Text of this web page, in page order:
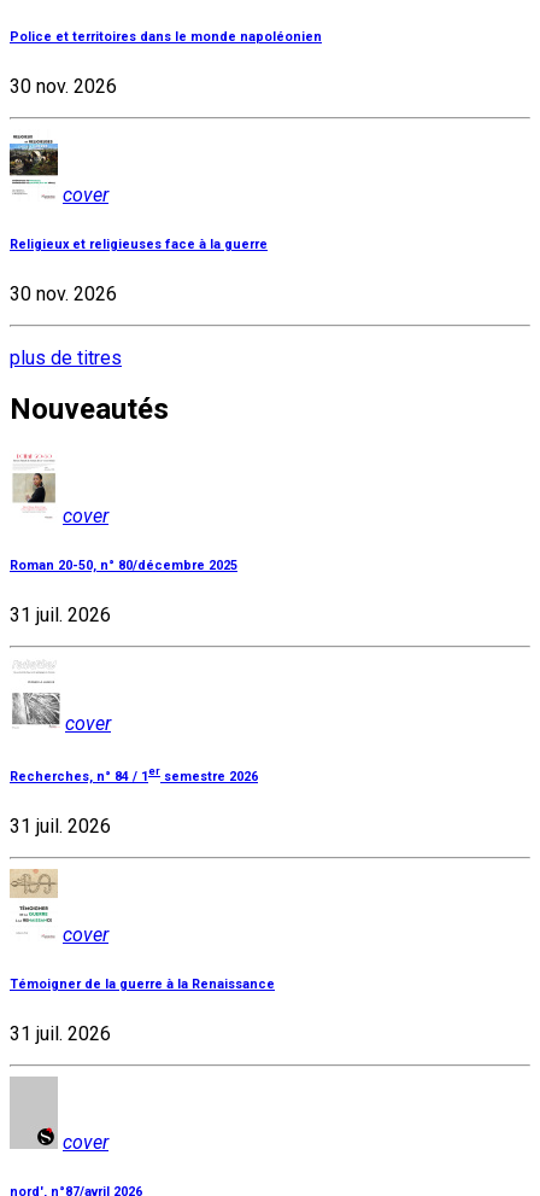
Police et territoires dans le monde napoléonien
30 nov. 2026
cover
Religieux et religieuses face à la guerre
30 nov. 2026
plus de titres
Nouveautés
cover
Roman 20-50, n° 80/décembre 2025
31 juil. 2026
cover
Recherches, n° 84 / 1er semestre 2026
31 juil. 2026
cover
Témoigner de la guerre à la Renaissance
31 juil. 2026
cover
nord', n°87/avril 2026